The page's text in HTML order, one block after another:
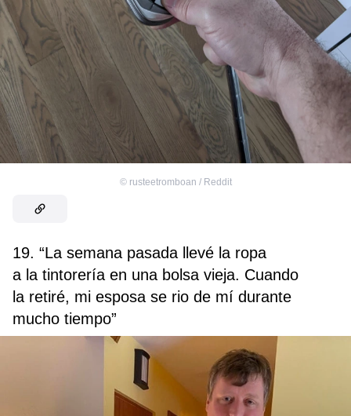
© rusteetromboan / Reddit
19. “La semana pasada llevé la ropa
a la tintorería en una bolsa vieja. Cuando
la retiré, mi esposa se rio de mí durante
mucho tiempo”